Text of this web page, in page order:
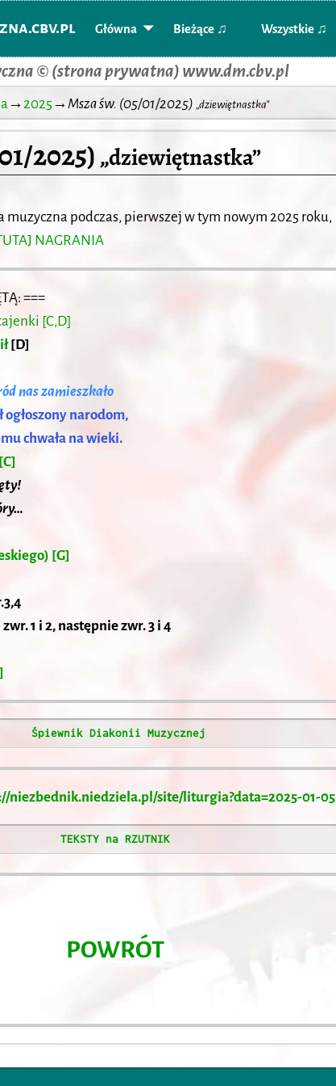
Główna Bieżące ♫ Wszystkie ♫
© (strona prywatna) www.dm.cbv.pl
→ 2025 → Msza św. (05/01/2025) „dziewiętnastka”
2025) „dziewiętnastka”
muzyczna podczas, pierwszej w tym nowym 2025 roku,
NAGRANIA
===
[C,D]
[D]
nas zamieszkało
ogłoszony narodom,
chwała na wieki.
[G]
zwr. 1 i 2, następnie zwr. 3 i 4
Śpiewnik Diakonii Muzycznej
niezbednik.niedziela.pl/site/liturgia?data=2025-01-05
TEKSTY na RZUTNIK
POWRÓT